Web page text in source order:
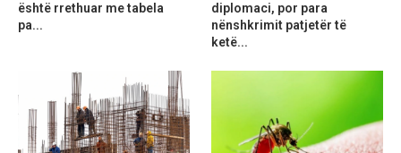
është rrethuar me tabela
pa...
diplomaci, por para
nënshkrimit patjetër të
ketë...